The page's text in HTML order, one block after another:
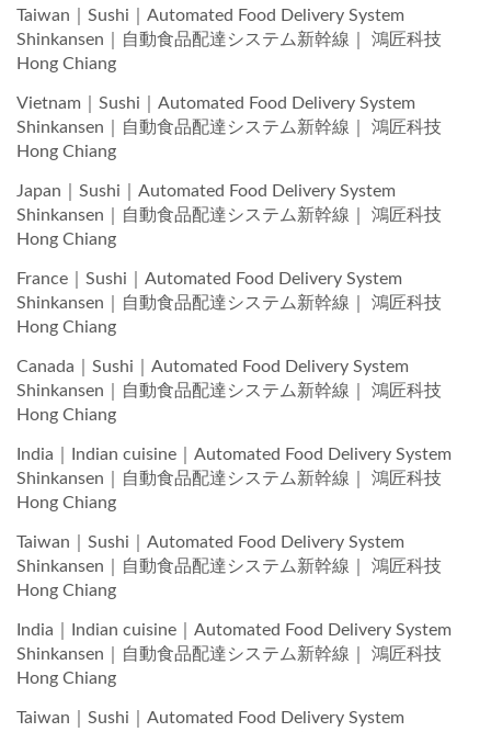
Taiwan｜Sushi｜Automated Food Delivery System
Shinkansen｜自動食品配達システム新幹線｜ 鴻匠科技
Hong Chiang
Vietnam｜Sushi｜Automated Food Delivery System
Shinkansen｜自動食品配達システム新幹線｜ 鴻匠科技
Hong Chiang
Japan｜Sushi｜Automated Food Delivery System
Shinkansen｜自動食品配達システム新幹線｜ 鴻匠科技
Hong Chiang
France｜Sushi｜Automated Food Delivery System
Shinkansen｜自動食品配達システム新幹線｜ 鴻匠科技
Hong Chiang
Canada｜Sushi｜Automated Food Delivery System
Shinkansen｜自動食品配達システム新幹線｜ 鴻匠科技
Hong Chiang
India｜Indian cuisine｜Automated Food Delivery System
Shinkansen｜自動食品配達システム新幹線｜ 鴻匠科技
Hong Chiang
Taiwan｜Sushi｜Automated Food Delivery System
Shinkansen｜自動食品配達システム新幹線｜ 鴻匠科技
Hong Chiang
India｜Indian cuisine｜Automated Food Delivery System
Shinkansen｜自動食品配達システム新幹線｜ 鴻匠科技
Hong Chiang
Taiwan｜Sushi｜Automated Food Delivery System